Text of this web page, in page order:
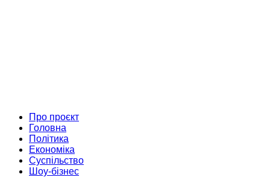
Про проєкт
Головна
Політика
Економіка
Суспільство
Шоу-бізнес